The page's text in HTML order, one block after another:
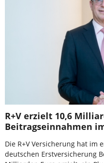
R+V erzielt 10,6
Beitragseinnahmen
Die R+V Versicherung hat im
deutschen Erstversicherung